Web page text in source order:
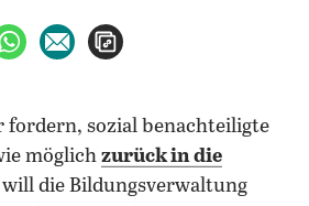
teilen
X teilen
per WhatsApp teilen
per E-Mail teilen
fordern, sozial benachteiligte
möglich zurück in die
will die Bildungsverwaltung